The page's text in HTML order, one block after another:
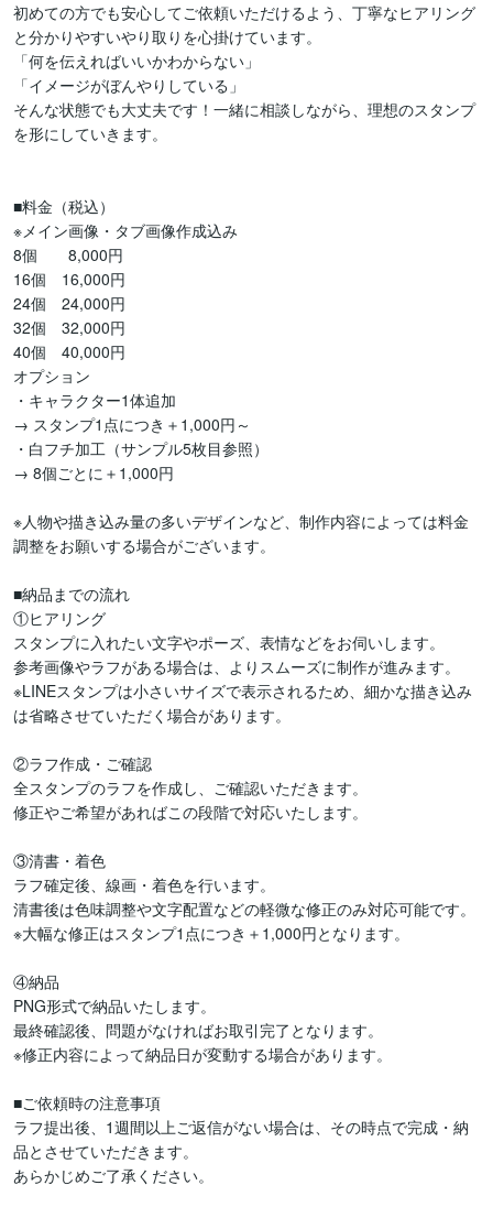
初めての方でも安心してご依頼いただけるよう、丁寧なヒアリング
と分かりやすいやり取りを心掛けています。
「何を伝えればいいかわからない」
「イメージがぼんやりしている」
そんな状態でも大丈夫です！一緒に相談しながら、理想のスタンプ
を形にしていきます。
■料金（税込）
※メイン画像・タブ画像作成込み
8個　　8,000円
16個　16,000円
24個　24,000円
32個　32,000円
40個　40,000円
オプション
・キャラクター1体追加
→ スタンプ1点につき＋1,000円～
・白フチ加工（サンプル5枚目参照）
→ 8個ごとに＋1,000円
※人物や描き込み量の多いデザインなど、制作内容によっては料金
調整をお願いする場合がございます。
■納品までの流れ
①ヒアリング
スタンプに入れたい文字やポーズ、表情などをお伺いします。
参考画像やラフがある場合は、よりスムーズに制作が進みます。
※LINEスタンプは小さいサイズで表示されるため、細かな描き込み
は省略させていただく場合があります。
②ラフ作成・ご確認
全スタンプのラフを作成し、ご確認いただきます。
修正やご希望があればこの段階で対応いたします。
③清書・着色
ラフ確定後、線画・着色を行います。
清書後は色味調整や文字配置などの軽微な修正のみ対応可能です。
※大幅な修正はスタンプ1点につき＋1,000円となります。
④納品
PNG形式で納品いたします。
最終確認後、問題がなければお取引完了となります。
※修正内容によって納品日が変動する場合があります。
■ご依頼時の注意事項
ラフ提出後、1週間以上ご返信がない場合は、その時点で完成・納
品とさせていただきます。
あらかじめご了承ください。